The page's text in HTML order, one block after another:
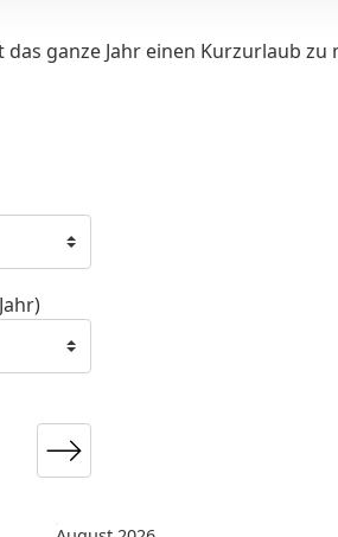
ganze Jahr einen Kurzurlaub zu